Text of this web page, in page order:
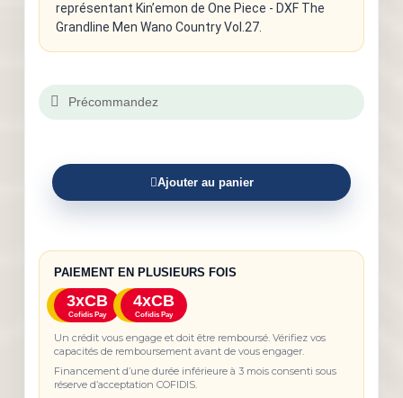
représentant Kin’emon de One Piece - DXF The
Grandline Men Wano Country Vol.27.
Précommandez
Ajouter au panier
PAIEMENT EN PLUSIEURS FOIS
3xCB
Cofidis Pay
4xCB
Cofidis Pay
Un crédit vous engage et doit être remboursé. Vérifiez vos
capacités de remboursement avant de vous engager.
Financement d’une durée inférieure à 3 mois consenti sous
réserve d’acceptation COFIDIS.